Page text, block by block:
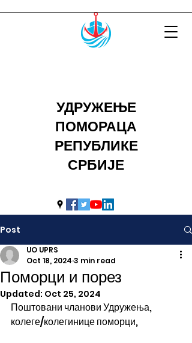
УДРУЖЕЊЕ
ПОМОРАЦА
РЕПУБЛИКЕ
СРБИЈЕ
uprs2014@hotmail.com
Post
Поморци и порез
UO UPRS
Oct 18, 2024 3 min read
Updated: Oct 25, 2024
Поштовани чланови Удружења,
колеге/колегинице поморци,